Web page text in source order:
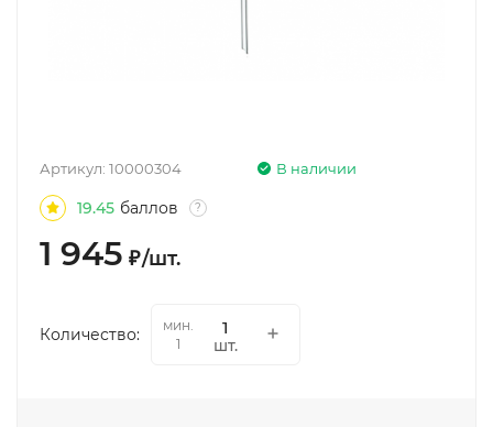
В наличии
Артикул: 10000304
19.45 баллов ?
1 945 ₽/шт.
Количество:
мин.
1
шт.